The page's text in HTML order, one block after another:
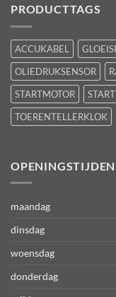
PRODUCTTAGS
ACCUKABEL
OLIEDRUKSENSOR
STARTMOTOR
TOERENTELLERKLOK
OPENINGSTIJDEN
maandag
dinsdag
woensdag
donderdag